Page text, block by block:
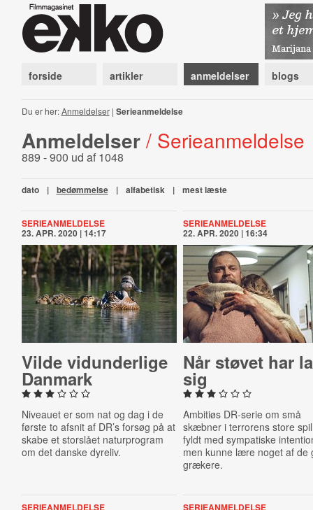
forside artikler anmeldelser blogs
Du er her:Anmeldelser| Serieanmeldelse
Anmeldelser / Serieanmeldelse
889 - 900 ud af 1048
dato | bedømmelse | alfabetisk | mest læste
SERIEANMELDELSE
23. APR. 2020 | 14:17
Vilde vi­dun­der­li­ge
Danmark
Niveauet er som nat og dag i de
første to afsnit af DR’s forsøg på at
skabe et storslået naturprogram
om det danske dyreliv.
SERIEANMELDELSE
22. APR. 2020 | 16:34
Når støvet har
sig
Ambitiøs DR-serie om små
skæbner i terrorens store
fyldt med sympatiske
men kunne lære noget af de
grækere.
SERIEANMELDELSE SERIEANMELDELSE